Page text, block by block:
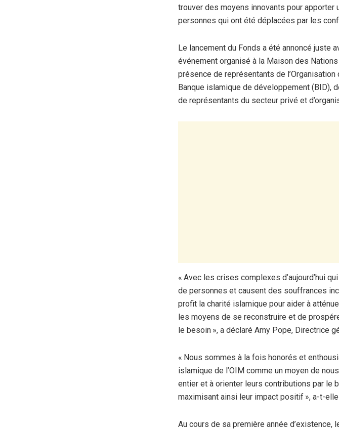
trouver des moyens innovants pour
personnes qui ont été déplacées par les
Le lancement du Fonds a été annoncé juste
événement organisé à la Maison des
présence de représentants de
Banque islamique de développement (BID),
de représentants du secteur privé et
« Avec les crises complexes d’aujourd’hui
de personnes et causent des souffrances
profit la charité islamique pour aider à
les moyens de se reconstruire et de
le besoin », a déclaré Amy Pope, Directrice
« Nous sommes à la fois honorés et
islamique de l’OIM comme un moyen de
entier et à orienter leurs contributions par le
maximisant ainsi leur impact positif », a-t-elle
Au cours de sa première année d’existence,